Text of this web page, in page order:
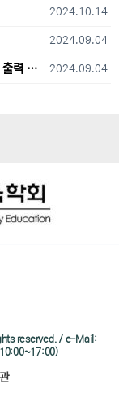
2024.10.14
2024.09.04
안내 2024.09.04
reserved. / e-Mail: